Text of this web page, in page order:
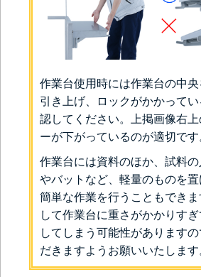
作業台使用時には作業台の中
引き上げ、ロックがかかって
認してください。上掲画像右
ーが下がっているのが適切です
作業台には資料のほか、試料
やバットなど、軽量のものを
簡単な作業を行うこともでき
して作業台に重さがかかりす
してしまう可能性があります
だきますようお願いいたします